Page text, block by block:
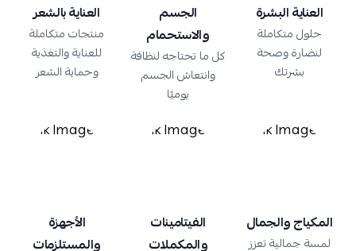
العناية البشرة
حلول متكاملة
لنضارة وصحة
بشرتك
الجسم
والاستحمام
كل ما تحتاجه لنظافة
وانتعاش الجسم
يوميًا
العناية بالشعر
منتجات متكاملة
للعناية والتغذية
وحماية الشعر
المكياج والجمال
لمسة جمالية تعزز
الفيتامينات
والمكملات
الأجهزة
والمستلزمات